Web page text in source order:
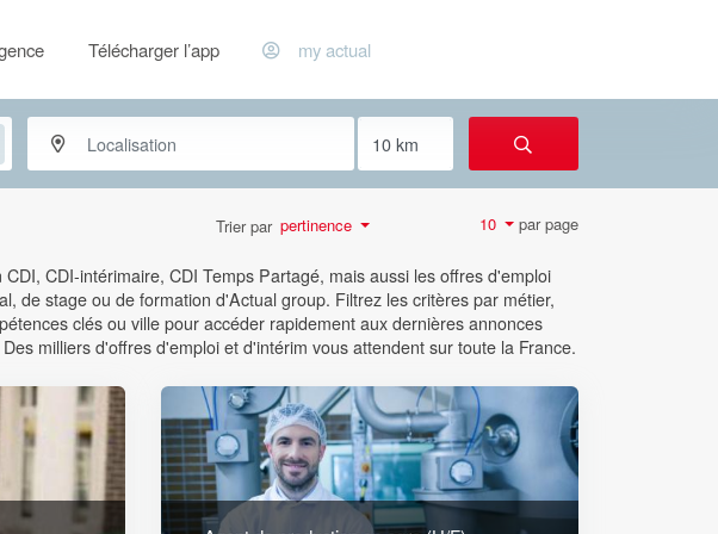
Télécharger l’app my actual
Trier par pertinence 10 par page
CDI-intérimaire, CDI Temps Partagé, mais aussi les offres d'emploi
de stage ou de formation d'Actual group. Filtrez les critères par métier,
clés ou ville pour accéder rapidement aux dernières annonces
milliers d'offres d'emploi et d'intérim vous attendent sur toute la France.